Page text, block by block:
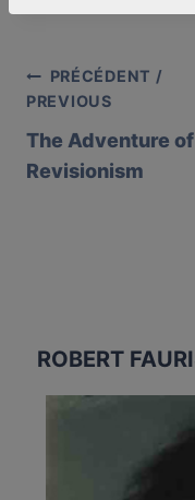
Post
navigation
PRÉCÉDENT /
PREVIOUS
The Adventure of
Revisionism
ROBERT